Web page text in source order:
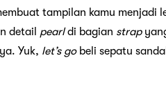
tampilan kamu menjadi
detail pearldi bagian strap
Yuk, let’s gobeli sepatu